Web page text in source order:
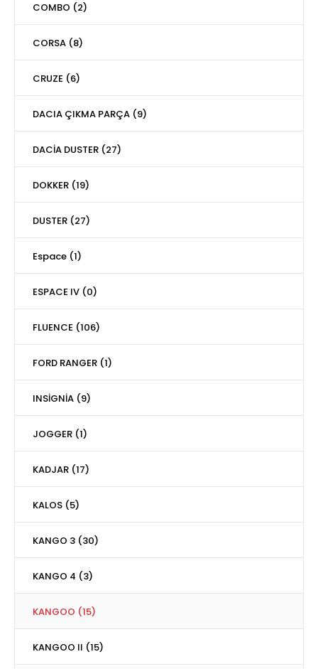
COMBO (2)
CORSA (8)
CRUZE (6)
DACIA ÇIKMA PARÇA (9)
DACİA DUSTER (27)
DOKKER (19)
DUSTER (27)
Espace (1)
ESPACE IV (0)
FLUENCE (106)
FORD RANGER (1)
INSİGNİA (9)
JOGGER (1)
KADJAR (17)
KALOS (5)
KANGO 3 (30)
KANGO 4 (3)
KANGOO (15)
KANGOO II (15)